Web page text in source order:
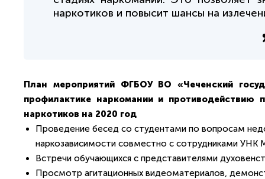
наркотиков и повысит шансы на
План мероприятий ФГБОУ ВО «Чеченский
профилактике наркомании и противодействию
наркотиков на 2020 год
Проведение бесед со студентами по вопросам
наркозависимости совместно с сотрудниками УНК
Встречи обучающихся с представителями
Просмотр агитационных видеоматериалов,